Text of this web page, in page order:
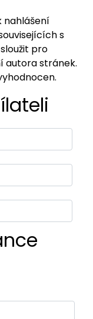
nahlášení
s
pro
autora stránek.